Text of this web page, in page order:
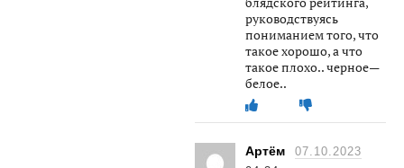
руководствуясь
пониманием того, что
такое хорошо, а что
такое плохо.. черное—
белое..
Артём
07.10.2023